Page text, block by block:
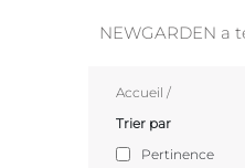
NEWGARDEN a
Accueil /
Trier par
Pertinence